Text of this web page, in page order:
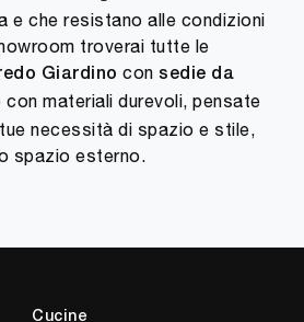
e che resistano alle condizioni
troverai tutte le
Giardino con sedie da
materiali durevoli, pensate
necessità di spazio e stile,
spazio esterno.
Cucine